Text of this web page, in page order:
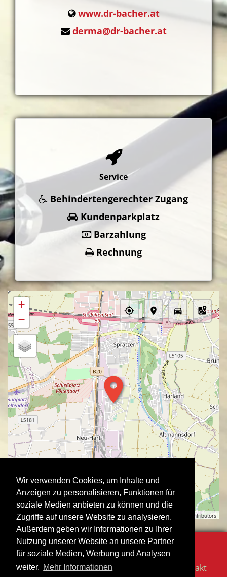
Wir verwenden Cookies, um Inhalte und
Anzeigen zu personalisieren, Funktionen für
soziale Medien anbieten zu können und die
Zugriffe auf unsere Website zu analysieren.
Außerdem geben wir Informationen zu Ihrer
Nutzung unserer Website an unsere Partner
für soziale Medien, Werbung und Analysen
weiter. Mehr Informationen
www.dr-bacher.at
derma@dr-bacher.at
Service
Behindertengerechter Zugang
Kundenparkplatz
Barzahlung
Rechnung
+
−
Stadtausstellung | ©OpenStreetMap contributors
Impressum Datenschutzerklärung Kontakt